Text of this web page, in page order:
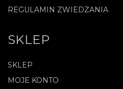
REGULAMIN ZWIEDZANIA
SKLEP
SKLEP
MOJE KONTO